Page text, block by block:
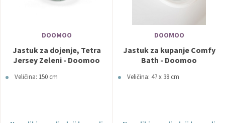
DOOMOO
Jastuk za dojenje, Tetra
Jersey Zeleni - Doomoo
Veličina: 150 cm
DOOMOO
Jastuk za kupanje Comfy
Bath - Doomoo
Veličina: 47 x 38 cm